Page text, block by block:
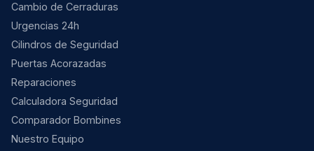
Cambio de Cerraduras
Urgencias 24h
Cilindros de Seguridad
Puertas Acorazadas
Reparaciones
Calculadora Seguridad
Comparador Bombines
Nuestro Equipo